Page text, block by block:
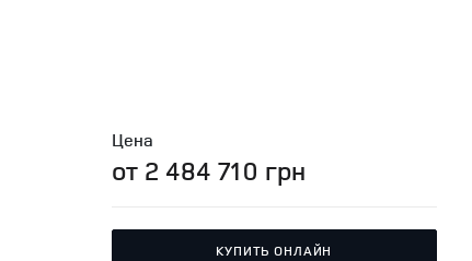
Цена
от 2 484 710 грн
КУПИТЬ ОНЛАЙН